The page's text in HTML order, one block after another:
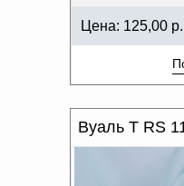
Цена: 125,00 р.
Вуаль T RS